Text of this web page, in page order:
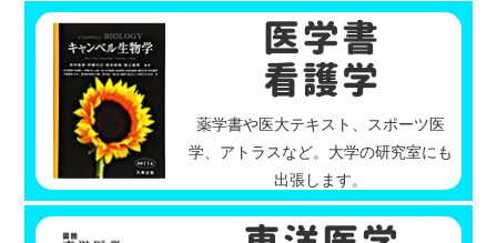
薬学書や医大テキスト、スポーツ医
学、アトラスなど。大学の研究室にも
出張します。